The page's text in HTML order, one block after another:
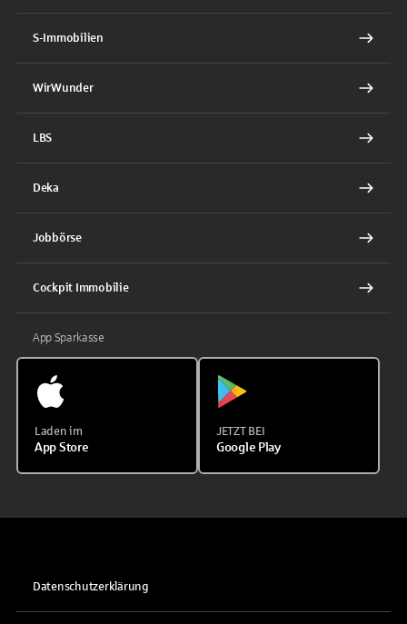
S-Immobilien
WirWunder
LBS
Deka
Jobbörse
Cockpit Immobilie
App Sparkasse
Laden im
App Store
JETZT BEI
Google Play
Datenschutzerklärung